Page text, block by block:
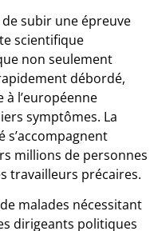
subir une épreuve
scientifique
non seulement
débordé,
à l’européenne
symptômes. La
s’accompagnent
millions de personnes
travailleurs précaires.
malades nécessitant
dirigeants politiques